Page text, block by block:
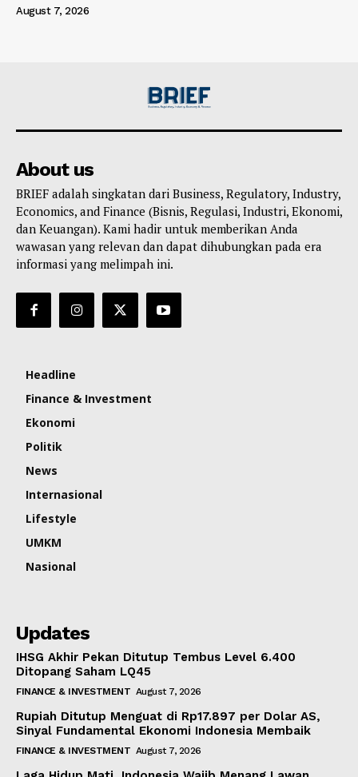
August 7, 2026
About us
BRIEF adalah singkatan dari Business, Regulatory, Industry,
Economics, and Finance (Bisnis, Regulasi, Industri, Ekonomi,
dan Keuangan). Kami hadir untuk memberikan Anda
wawasan yang relevan dan dapat dihubungkan pada era
informasi yang melimpah ini.
Headline
Finance & Investment
Ekonomi
Politik
News
Internasional
Lifestyle
UMKM
Nasional
Updates
IHSG Akhir Pekan Ditutup Tembus Level 6.400
Ditopang Saham LQ45
FINANCE & INVESTMENT August 7, 2026
Rupiah Ditutup Menguat di Rp17.897 per Dolar AS,
Sinyal Fundamental Ekonomi Indonesia Membaik
FINANCE & INVESTMENT August 7, 2026